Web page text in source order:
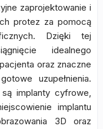
zaprojektowanie i
protez za pomocą
Dzięki tej
idealnego
oraz znaczne
uzupełnienia.
są implanty cyfrowe,
implantu
3D oraz